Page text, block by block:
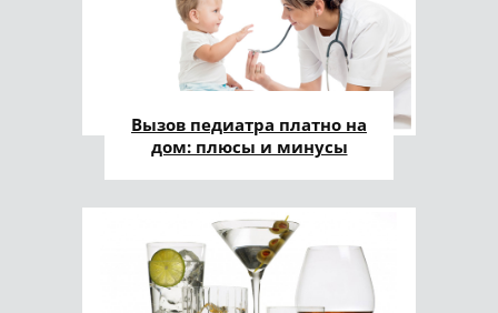
Вызов педиатра платно на
дом: плюсы и минусы